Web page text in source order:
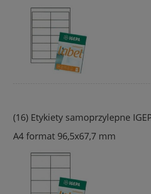
(16) Etykiety samoprzylepne
A4 format 96,5x67,7 mm